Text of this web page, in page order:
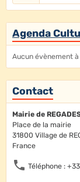
Agenda
Aucun évènement à
Contact
Mairie de
Place de la mairie
31800 Village de
France
Téléphone :